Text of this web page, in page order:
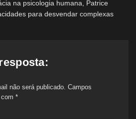
na psicologia humana, Patrice
para desvendar complexas
não será publicado. Campos
*